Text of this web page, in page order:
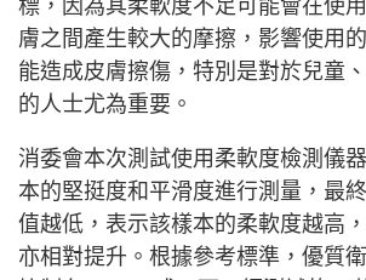
標，因為其柔軟度不足可能會在使
膚之間產生較大的摩擦，影響使用
能造成皮膚擦傷，特別是對於兒童
的人士尤為重要。
消委會本次測試使用柔軟度檢測儀
本的堅挺度和平滑度進行測量，最
值越低，表示該樣本的柔軟度越高
亦相對提升。根據參考標準，優質